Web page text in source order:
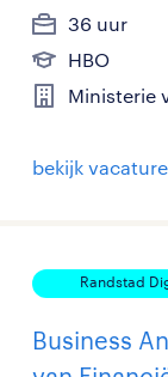
36 uur
HBO
Ministerie
bekijk vacature
Randstad
Business